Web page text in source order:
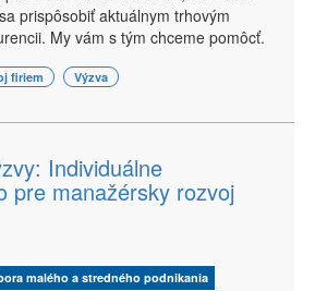
prispôsobiť aktuálnym trhovým
My vám s tým chceme pomôcť.
firiem Výzva
Individuálne
pre manažérsky rozvoj
malého a stredného podnikania